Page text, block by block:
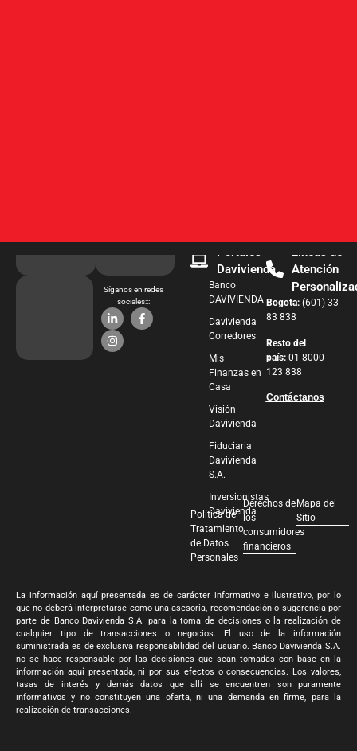
Síganos en redes
sociales:::
Portales
Davivienda
Banco
DAVIVIENDA
Davivienda
Corredores
Mis
Finanzas en
Casa
Visión
Davivienda
Fiduciaria
Davivienda
S.A.
Inversionistas
Davivienda
Líneas de
Atención
Bogota: (601) 33
83 838
Resto del
país: 01 8000
123 838
Contáctanos
Política de
Tratamiento
de Datos
Personales
Derechos de
los
consumidores
financieros
Mapa del
Sitio
La información aquí presentada es de carácter informativo e ilustrativo, por lo
que no deberá interpretarse como una asesoría, recomendación o sugerencia por
parte de Banco Davivienda S.A. para la toma de decisiones o la realización de
cualquier tipo de transacciones o negocios. El uso de la información
suministrada es de exclusiva responsabilidad del usuario. Banco Davivienda S.A.
no se hace responsable por las decisiones que sean tomadas con base en la
información aquí presentada, ni por sus efectos o consecuencias. Los valores,
tasas de interés y demás datos que allí se encuentren son puramente
informativos y no constituyen una oferta, ni una demanda en firme, para la
realización de transacciones.